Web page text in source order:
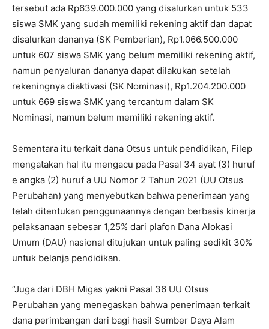
tersebut ada Rp639.000.000 yang disalurkan untuk 533
siswa SMK yang sudah memiliki rekening aktif dan dapat
disalurkan dananya (SK Pemberian), Rp1.066.500.000
untuk 607 siswa SMK yang belum memiliki rekening aktif,
namun penyaluran dananya dapat dilakukan setelah
rekeningnya diaktivasi (SK Nominasi), Rp1.204.200.000
untuk 669 siswa SMK yang tercantum dalam SK
Nominasi, namun belum memiliki rekening aktif.
Sementara itu terkait dana Otsus untuk pendidikan, Filep
mengatakan hal itu mengacu pada Pasal 34 ayat (3) huruf
e angka (2) huruf a UU Nomor 2 Tahun 2021 (UU Otsus
Perubahan) yang menyebutkan bahwa penerimaan yang
telah ditentukan penggunaannya dengan berbasis kinerja
pelaksanaan sebesar 1,25% dari plafon Dana Alokasi
Umum (DAU) nasional ditujukan untuk paling sedikit 30%
untuk belanja pendidikan.
“Juga dari DBH Migas yakni Pasal 36 UU Otsus
Perubahan yang menegaskan bahwa penerimaan terkait
dana perimbangan dari bagi hasil Sumber Daya Alam